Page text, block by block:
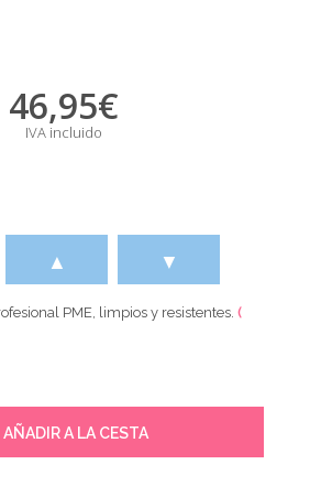
46,95€
IVA incluido
▲ ▼
PME, limpios y resistentes.(
AÑADIR A LA CESTA